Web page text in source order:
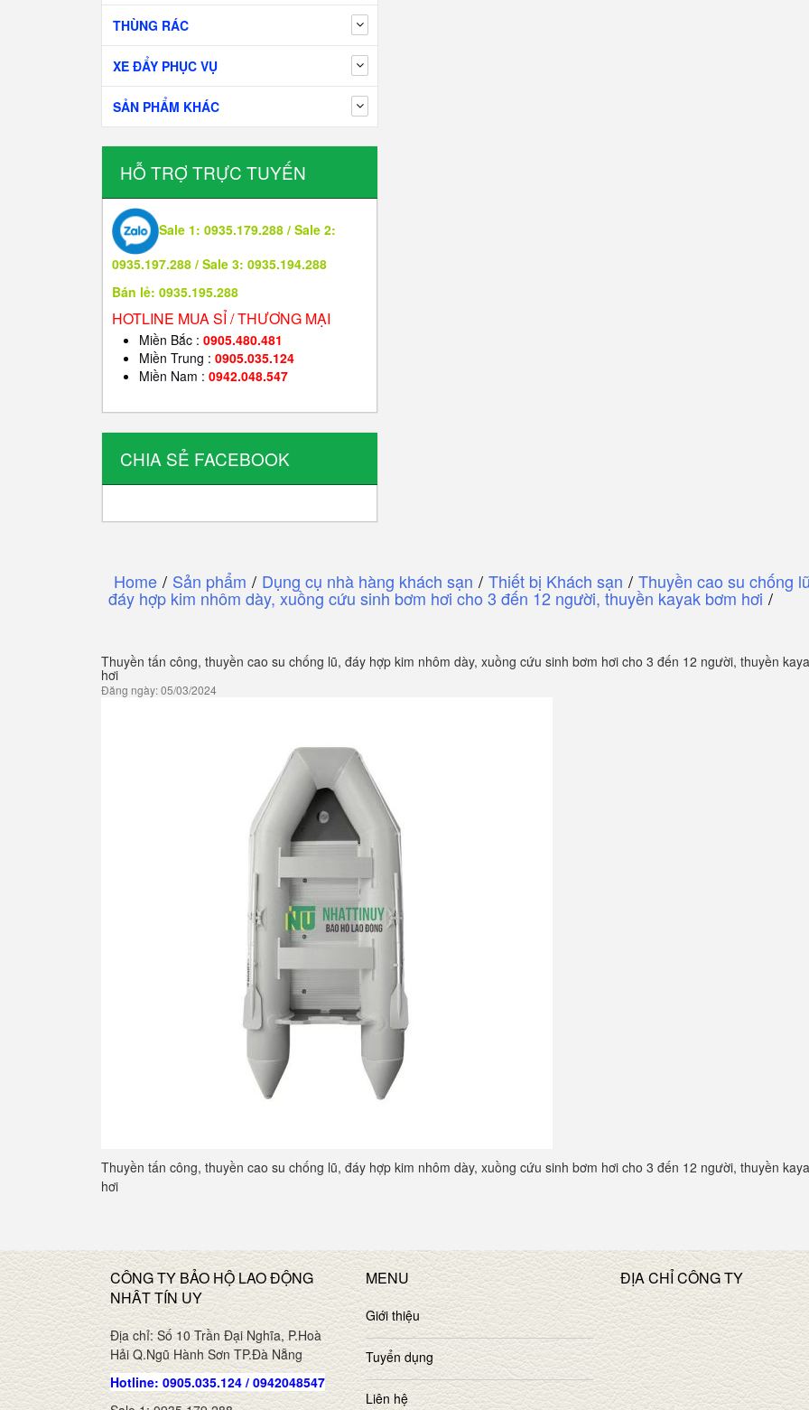
THÙNG RÁC
XE ĐẨY PHỤC VỤ
SẢN PHẨM KHÁC
HỖ TRỢ TRỰC TUYẾN
Sale 1: 0935.179.288 / Sale 2:
0935.197.288 / Sale 3: 0935.194.288
Bán lẻ: 0935.195.288
HOTLINE MUA SỈ / THƯƠNG MẠI
Miền Bắc : 0905.480.481
Miền Trung : 0905.035.124
Miền Nam : 0942.048.547
CHIA SẺ FACEBOOK
Home / Sản phẩm / Dụng cụ nhà hàng khách sạn / Thiết bị Khách sạn / Thuyền cao su chống
đáy hợp kim nhôm dày, xuồng cứu sinh bơm hơi cho 3 đến 12 người, thuyền kayak bơm hơi /
Thuyền tấn công, thuyền cao su chống lũ, đáy hợp kim nhôm dày, xuồng cứu sinh bơm hơi cho 3 đến 12 người, thuyền
hơi
Đăng ngày: 05/03/2024
Thuyền tấn công, thuyền cao su chống lũ, đáy hợp kim nhôm dày, xuồng cứu sinh bơm hơi cho 3 đến 12 người, thuyền
hơi
CÔNG TY BẢO HỘ LAO ĐỘNG
NHÂT TÍN UY
Địa chỉ: Số 10 Trần Đại Nghĩa, P.Hoà
Hải Q.Ngũ Hành Sơn TP.Đà Nẵng
Hotline: 0905.035.124 / 0942048547
MENU
Giới thiệu
Tuyển dụng
Liên hệ
ĐỊA CHỈ CÔNG TY